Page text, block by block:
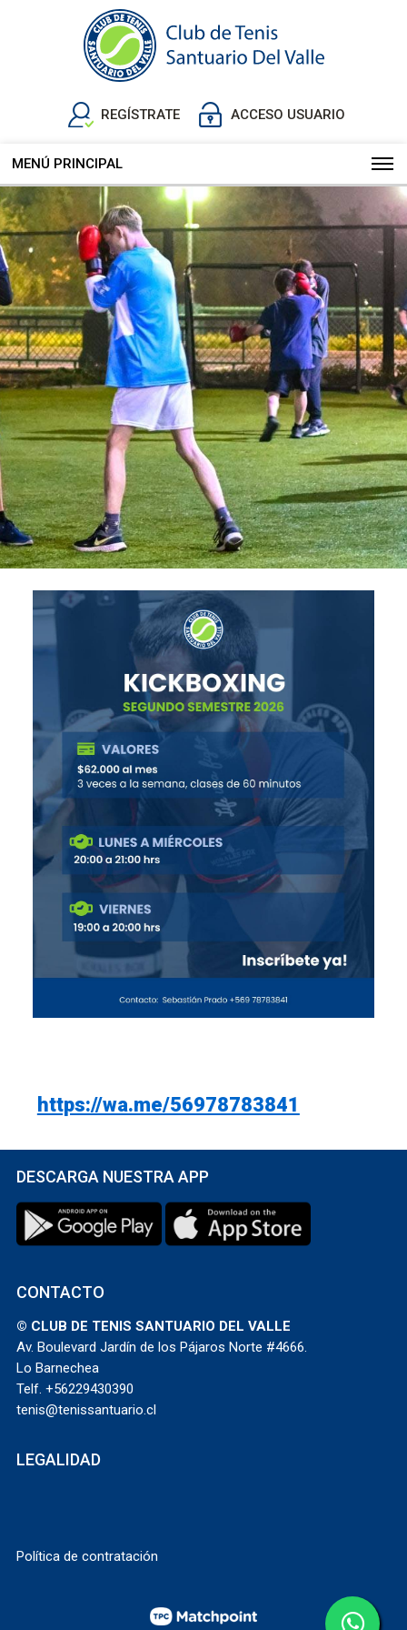
REGÍSTRATE ACCESO USUARIO
MENÚ PRINCIPAL
https://wa.me/56978783841
DESCARGA NUESTRA APP
CONTACTO
© CLUB DE TENIS SANTUARIO DEL VALLE
Av. Boulevard Jardín de los Pájaros Norte #4666.
Lo Barnechea
Telf. +56229430390
tenis@tenissantuario.cl
LEGALIDAD
Política de contratación